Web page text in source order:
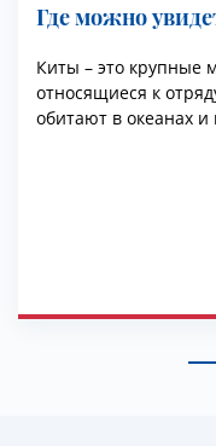
Где можно
Киты – это крупные
относящиеся к
обитают в океанах